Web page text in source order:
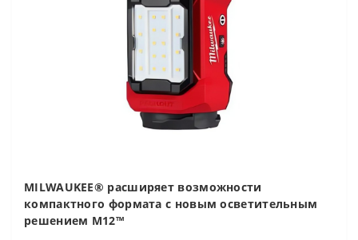
MILWAUKEE® расширяет возможности
компактного формата с новым осветительным
решением M12™